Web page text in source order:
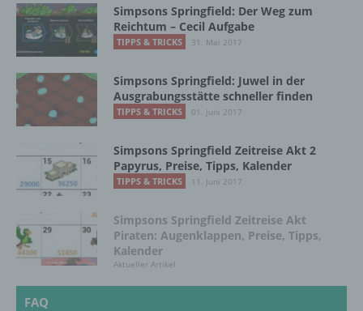
Simpsons Springfield: Der Weg zum
Reichtum – Cecil Aufgabe
TIPPS & TRICKS 31. Mai 2017
Simpsons Springfield: Juwel in der
Ausgrabungsstätte schneller finden
TIPPS & TRICKS 01. Juni 2017
Simpsons Springfield Zeitreise Akt 2
Papyrus, Preise, Tipps, Kalender
TIPPS & TRICKS 11. Juni 2017
Simpsons Springfield Zeitreise Akt
Piraten: Augenklappen, Preise, Tipps,
Kalender
Aktueller Artikel
FAQ
Verantwortlichen, dem Auftragsverarbeiter
und den Personen, die unter der
unmittelbaren Verantwortung des
Verantwortlichen oder des
Auftragsverarbeiters befugt sind, die
personenbezogenen Daten zu verarbeiten.
k) Einwilligung
Einwilligung ist jede von der betroffenen
Person freiwillig für den bestimmten Fall in
informierter Weise und unmissverständlich
abgegebene Willensbekundung in Form
einer Erklärung oder einer sonstigen
eindeutigen bestätigenden Handlung, mit der